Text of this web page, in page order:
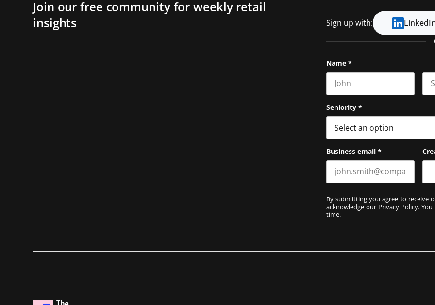
Join our free community for weekly retail
insights
Sign up with: LinkedIn
Name *
Seniority *
Business email *
By submitting you agree to receive
acknowledge our Privacy Policy.
time.